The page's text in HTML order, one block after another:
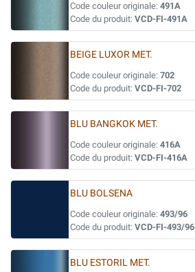
Code couleur originale: 491A
Code du produit: VCD-FI-491A
BEIGE LUXOR MET.
Code couleur originale: 702
Code du produit: VCD-FI-702
BLU BANGKOK MET.
Code couleur originale: 416A
Code du produit: VCD-FI-416A
BLU BOLSENA
Code couleur originale: 493/96
Code du produit: VCD-FI-493/96
BLU ESTORIL MET.